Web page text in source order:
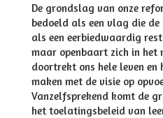
De grondslag van onze
bedoeld als een vlag die
als een eerbiedwaardig
maar openbaart zich in het
doortrekt ons hele leven
maken met de visie op
Vanzelfsprekend komt de
het toelatingsbeleid van